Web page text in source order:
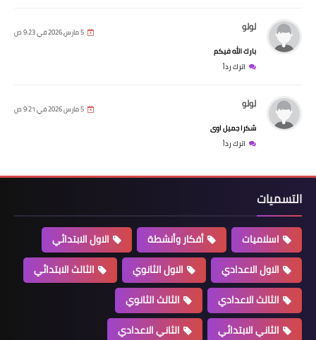
لولو 5 مارس 2026 في 9:23 ص
بارك الله فيكم
اترك رداً
لولو 5 مارس 2026 في 9:21 ص
شكرا جميل اوى
اترك رداً
التسميات
اسلاميات أفكار وأنشطة
الاول الابتدائي
الاول الاعدادي
الاول الثانوي
الثالث الابتدائي
الثالث الاعدادي
الثالث الثانوي
الثاني الابتدائي
الثاني الاعدادي